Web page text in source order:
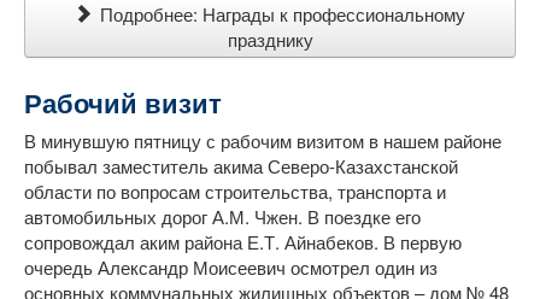
Подробнее: Награды к профессиональному
празднику
Рабочий визит
В минувшую пятницу с рабочим визитом в нашем районе
побывал заместитель акима Северо-Казахстанской
области по вопросам строительства, транспорта и
автомобильных дорог А.М. Чжен. В поездке его
сопровождал аким района Е.Т. Айнабеков. В первую
очередь Александр Моисеевич осмотрел один из
основных коммунальных жилищных объектов – дом № 48